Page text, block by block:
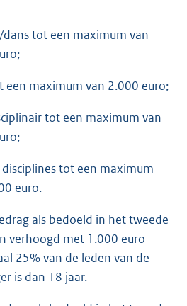
dans tot een maximum van
een maximum van 2.000 euro;
tot een maximum van
disciplines tot een maximum
euro.
als bedoeld in het tweede
verhoogd met 1.000 euro
25% van de leden van de
is dan 18 jaar.